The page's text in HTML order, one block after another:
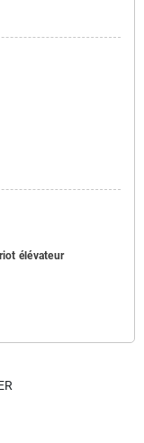
élévateur